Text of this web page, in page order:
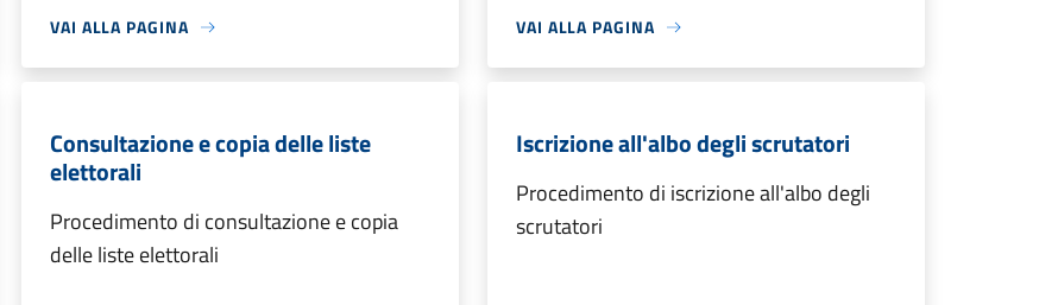
VAI ALLA PAGINA VAI ALLA PAGINA
Consultazione e copia delle liste
elettorali
Procedimento di consultazione e copia
delle liste elettorali
Iscrizione all'albo degli scrutatori
Procedimento di iscrizione all'albo degli
scrutatori